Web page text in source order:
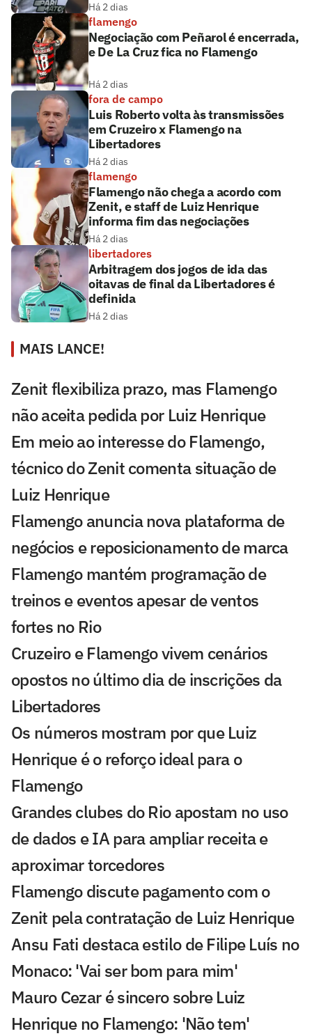
Há 2 dias
flamengo
Negociação com Peñarol é encerrada,
e De La Cruz fica no Flamengo
Há 2 dias
fora de campo
Luis Roberto volta às transmissões
em Cruzeiro x Flamengo na
Libertadores
Há 2 dias
flamengo
Flamengo não chega a acordo com
Zenit, e staff de Luiz Henrique
informa fim das negociações
Há 2 dias
libertadores
Arbitragem dos jogos de ida das
oitavas de final da Libertadores é
definida
Há 2 dias
MAIS LANCE!
Zenit flexibiliza prazo, mas Flamengo
não aceita pedida por Luiz Henrique
Em meio ao interesse do Flamengo,
técnico do Zenit comenta situação de
Luiz Henrique
Flamengo anuncia nova plataforma de
negócios e reposicionamento de marca
Flamengo mantém programação de
treinos e eventos apesar de ventos
fortes no Rio
Cruzeiro e Flamengo vivem cenários
opostos no último dia de inscrições da
Libertadores
Os números mostram por que Luiz
Henrique é o reforço ideal para o
Flamengo
Grandes clubes do Rio apostam no uso
de dados e IA para ampliar receita e
aproximar torcedores
Flamengo discute pagamento com o
Zenit pela contratação de Luiz Henrique
Ansu Fati destaca estilo de Filipe Luís no
Monaco: 'Vai ser bom para mim'
Mauro Cezar é sincero sobre Luiz
Henrique no Flamengo: 'Não tem'